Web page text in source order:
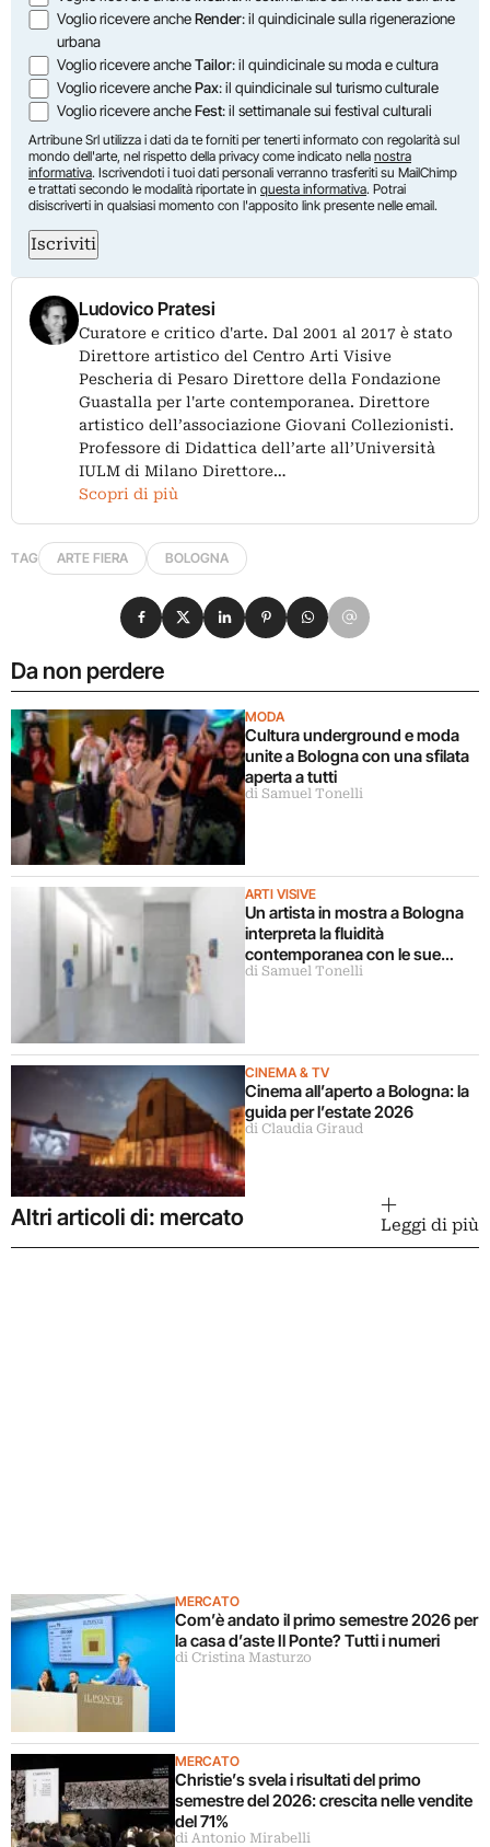
Voglio ricevere ancheRender: il quindicinale sulla rigenerazione
urbana
Voglio ricevere ancheTailor: il quindicinale su moda e cultura
Voglio ricevere anchePax: il quindicinale sul turismo culturale
Voglio ricevere ancheFest: il settimanale sui festival culturali
Artribune Srl utilizza i dati da te forniti per tenerti informato con regolarità sul
mondo dell'arte, nel rispetto della privacy come indicato nella nostra
informativa. Iscrivendoti i tuoi dati personali verranno trasferiti su MailChimp
e trattati secondo le modalità riportate in questa informativa. Potrai
disiscriverti in qualsiasi momento con l'apposito link presente nelle email.
Iscriviti
Ludovico Pratesi
Curatore e critico d'arte. Dal 2001 al 2017 è stato
Direttore artistico del Centro Arti Visive
Pescheria di Pesaro Direttore della Fondazione
Guastalla per l'arte contemporanea. Direttore
artistico dell’associazione Giovani Collezionisti.
Professore di Didattica dell’arte all’Università
IULM di Milano Direttore…
Scopri di più
TAG ARTE FIERA BOLOGNA
Da non perdere
MODA
Cultura underground e moda
unite a Bologna con una sfilata
aperta a tutti
di Samuel Tonelli
ARTI VISIVE
Un artista in mostra a Bologna
interpreta la fluidità
contemporanea con le sue
sculture
di Samuel Tonelli
CINEMA & TV
Cinema all’aperto a Bologna: la
guida per l’estate 2026
di Claudia Giraud
Condividi su Facebook
Condividi su X
Condividi su LinkedIn
Condividi su Pinterest
Condividi su WhatsApp
Condividi su Email
Altri articoli di: mercato Leggi di più
MERCATO
Com’è andato il primo semestre 2026 per
la casa d’aste Il Ponte? Tutti i numeri
di Cristina Masturzo
MERCATO
Christie’s svela i risultati del primo
semestre del 2026: crescita nelle vendite
del 71%
di Antonio Mirabelli